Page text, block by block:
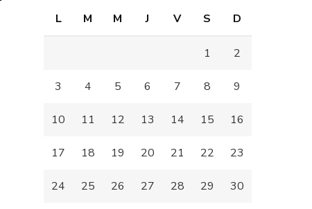
L M M J V S D
1 2
3 4 5 6 7 8 9
10 11 12 13 14 15 16
17 18 19 20 21 22 23
24 25 26 27 28 29 30